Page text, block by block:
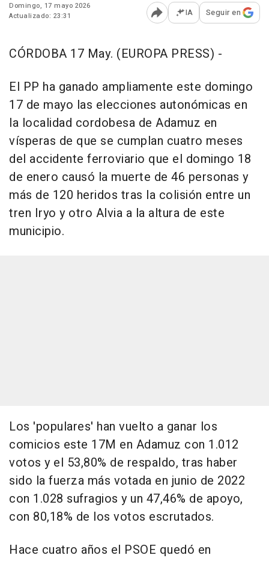
Domingo, 17 mayo 2026
Actualizado: 23:31
Abrir opciones para
IA Seguir en
CÓRDOBA 17 May. (EUROPA PRESS) -
El PP ha ganado ampliamente este domingo
17 de mayo las elecciones autonómicas en
la localidad cordobesa de Adamuz en
vísperas de que se cumplan cuatro meses
del accidente ferroviario que el domingo 18
de enero causó la muerte de 46 personas y
más de 120 heridos tras la colisión entre un
tren Iryo y otro Alvia a la altura de este
municipio.
Los 'populares' han vuelto a ganar los
comicios este 17M en Adamuz con 1.012
votos y el 53,80% de respaldo, tras haber
sido la fuerza más votada en junio de 2022
con 1.028 sufragios y un 47,46% de apoyo,
con 80,18% de los votos escrutados.
Hace cuatro años el PSOE quedó en